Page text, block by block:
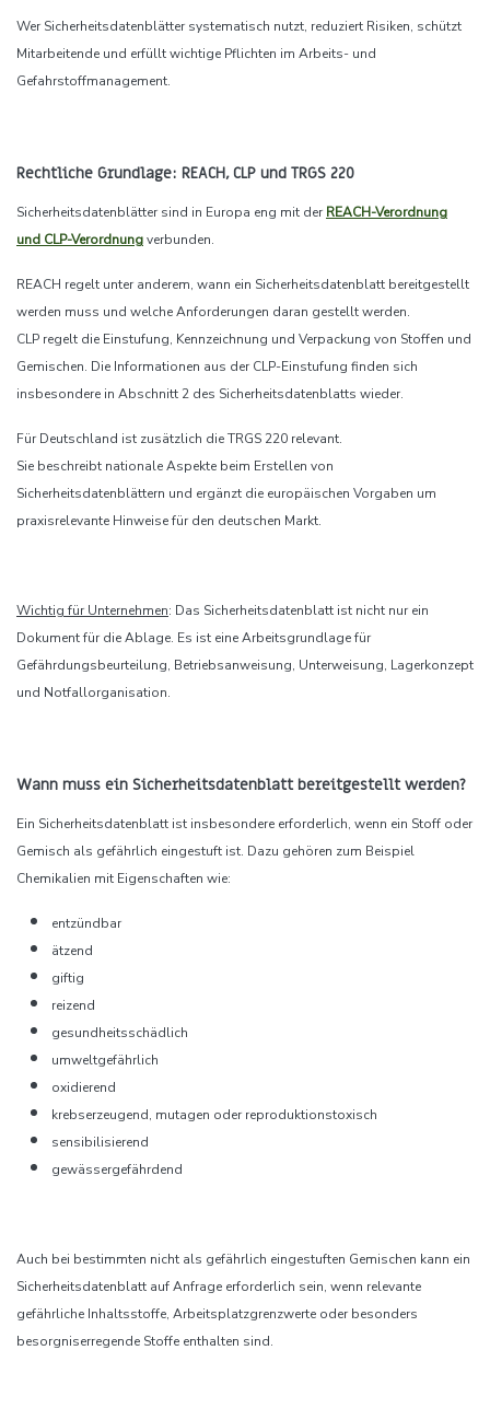
Wer Sicherheitsdatenblätter systematisch nutzt, reduziert Risiken, schützt
Mitarbeitende und erfüllt wichtige Pflichten im Arbeits- und
Gefahrstoffmanagement.
Rechtliche Grundlage: REACH, CLP und TRGS 220
Sicherheitsdatenblätter sind in Europa eng mit derREACH-Verordnung
und CLP-Verordnungverbunden.
REACH regelt unter anderem, wann ein Sicherheitsdatenblatt bereitgestellt
werden muss und welche Anforderungen daran gestellt werden.
CLP regelt die Einstufung, Kennzeichnung und Verpackung von Stoffen und
Gemischen. Die Informationen aus der CLP-Einstufung finden sich
insbesondere in Abschnitt 2 des Sicherheitsdatenblatts wieder.
Für Deutschland ist zusätzlich die TRGS 220 relevant.
Sie beschreibt nationale Aspekte beim Erstellen von
Sicherheitsdatenblättern und ergänzt die europäischen Vorgaben um
praxisrelevante Hinweise für den deutschen Markt.
Wichtig für Unternehmen: Das Sicherheitsdatenblatt ist nicht nur ein
Dokument für die Ablage. Es ist eine Arbeitsgrundlage für
Gefährdungsbeurteilung, Betriebsanweisung, Unterweisung, Lagerkonzept
und Notfallorganisation.
Wann muss ein Sicherheitsdatenblatt bereitgestellt werden?
Ein Sicherheitsdatenblatt ist insbesondere erforderlich, wenn ein Stoff oder
Gemisch als gefährlich eingestuft ist. Dazu gehören zum Beispiel
Chemikalien mit Eigenschaften wie:
entzündbar
ätzend
giftig
reizend
gesundheitsschädlich
umweltgefährlich
oxidierend
krebserzeugend, mutagen oder reproduktionstoxisch
sensibilisierend
gewässergefährdend
Auch bei bestimmten nicht als gefährlich eingestuften Gemischen kann ein
Sicherheitsdatenblatt auf Anfrage erforderlich sein, wenn relevante
gefährliche Inhaltsstoffe, Arbeitsplatzgrenzwerte oder besonders
besorgniserregende Stoffe enthalten sind.